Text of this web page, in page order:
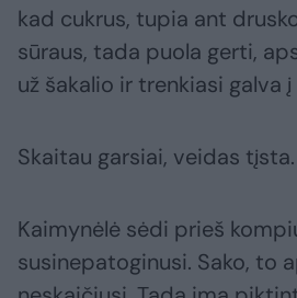
kad cukrus, tupia ant
sūraus, tada puola gerti,
už šakalio ir trenkiasi galva į
Skaitau garsiai, veidas tįsta.
Kaimynėlė sėdi prieš
susinepatoginusi. Sako, to